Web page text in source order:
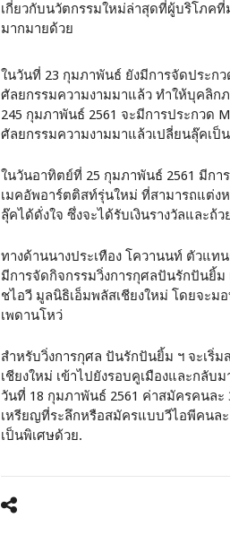
เกี่ยวกับนวัตกรรมใหม่ล่าสุดที่ผู้บริโภค
มากมายด้วย
ในวันที่ 23 กุมภาพันธ์ ยังมีการจัดประกว
ศัลยกรรมความงามมาแล้ว ทำให้บุคลิก
245 กุมภาพันธ์ 2561 จะมีการประกวด
ศัลยกรรมความงามมาแล้วเปลี่ยนลุ๊คเป็
ในวันอาทิตย์ที่ 25 กุมภาพันธ์ 2561 มีกา
เมคอัพอาร์ตติสท์รุ่นใหม่ ที่สามารถแต่ง
ลุ๊คได้ดั่งใจ ซึ่งจะได้รับเงินรางวัลและถ้ว
ทางด้านนางประเทือง โควานนท์ ตัวแท
มีการจัดกิจกรรมวิ่งการกุศลปันรักปันยิ้ม
ชไอวี มูลนิธิเอ็มพลัสเชียงใหม่ โดยจะม
เพดานโหว่
สำหรับวิ่งการกุศล ปันรักปันยิ้ม ฯ จะเริ่
เชียงใหม่ เข้าไปยังรอบคูเมืองและกลับ
วันที่ 18 กุมภาพันธ์ 2561 ค่าสมัครคนละ
เหรียญที่ระลึกหรือสมัครแบบวีไอพีคนล
เป็นพิเศษด้วย.